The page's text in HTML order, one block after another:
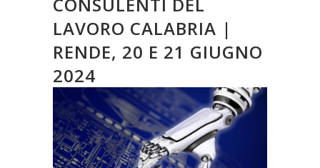
LAVORO CALABRIA |
RENDE, 20 E 21 GIUGNO
2024